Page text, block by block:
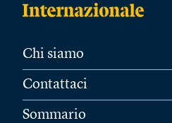
Chi siamo
Contattaci
Sommario